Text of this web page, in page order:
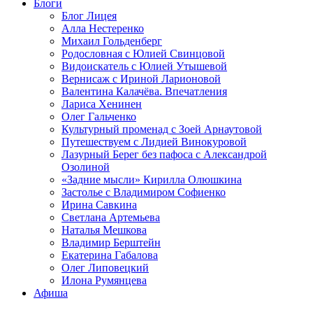
Блоги
Блог Лицея
Алла Нестеренко
Михаил Гольденберг
Родословная с Юлией Свинцовой
Видоискатель с Юлией Утышевой
Вернисаж с Ириной Ларионовой
Валентина Калачёва. Впечатления
Лариса Хенинен
Олег Гальченко
Культурный променад с Зоей Арнаутовой
Путешествуем с Лидией Винокуровой
Лазурный Берег без пафоса с Александрой
Озолиной
«Задние мысли» Кирилла Олюшкина
Застолье с Владимиром Софиенко
Ирина Савкина
Светлана Артемьева
Наталья Мешкова
Владимир Берштейн
Екатерина Габалова
Олег Липовецкий
Илона Румянцева
Афиша